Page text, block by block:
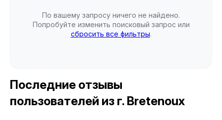
По вашему запросу ничего не найдено.
Попробуйте изменить поисковый запрос или
сбросить все фильтры.
Последние отзывы
пользователей из г. Bretenoux